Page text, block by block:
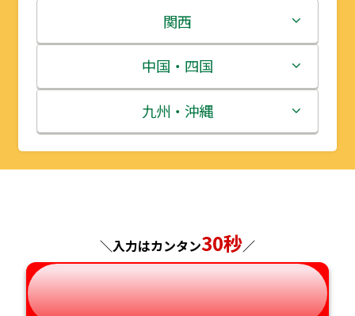
岩手県
宮城県
秋田県
山形県
栃木県
群馬県
埼玉県
千葉県
神奈川県
新潟県
富山県
石川県
福井県
長野県
岐阜県
関西
三重県
滋賀県
京都府
兵庫県
奈良県
中国・四国
鳥取県
島根県
広島県
山口県
九州・沖縄
福岡県
長崎県
熊本県
＼入力はカンタン30秒／